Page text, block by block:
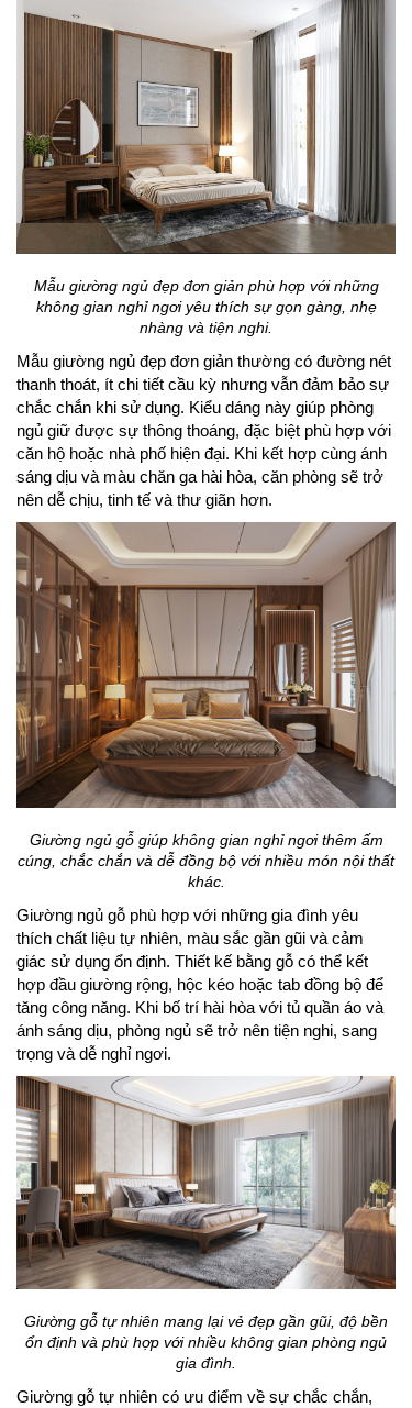
Mẫu giường ngủ đẹp đơn giản phù hợp với những
không gian nghỉ ngơi yêu thích sự gọn gàng, nhẹ
nhàng và tiện nghi.
Mẫu giường ngủ đẹp đơn giản thường có đường nét
thanh thoát, ít chi tiết cầu kỳ nhưng vẫn đảm bảo sự
chắc chắn khi sử dụng. Kiểu dáng này giúp phòng
ngủ giữ được sự thông thoáng, đặc biệt phù hợp với
căn hộ hoặc nhà phố hiện đại. Khi kết hợp cùng ánh
sáng dịu và màu chăn ga hài hòa, căn phòng sẽ trở
nên dễ chịu, tinh tế và thư giãn hơn.
Giường ngủ gỗ giúp không gian nghỉ ngơi thêm ấm
cúng, chắc chắn và dễ đồng bộ với nhiều món nội thất
khác.
Giường ngủ gỗ phù hợp với những gia đình yêu
thích chất liệu tự nhiên, màu sắc gần gũi và cảm
giác sử dụng ổn định. Thiết kế bằng gỗ có thể kết
hợp đầu giường rộng, hộc kéo hoặc tab đồng bộ để
tăng công năng. Khi bố trí hài hòa với tủ quần áo và
ánh sáng dịu, phòng ngủ sẽ trở nên tiện nghi, sang
trọng và dễ nghỉ ngơi.
Giường gỗ tự nhiên mang lại vẻ đẹp gần gũi, độ bền
ổn định và phù hợp với nhiều không gian phòng ngủ
gia đình.
Giường gỗ tự nhiên có ưu điểm về sự chắc chắn,